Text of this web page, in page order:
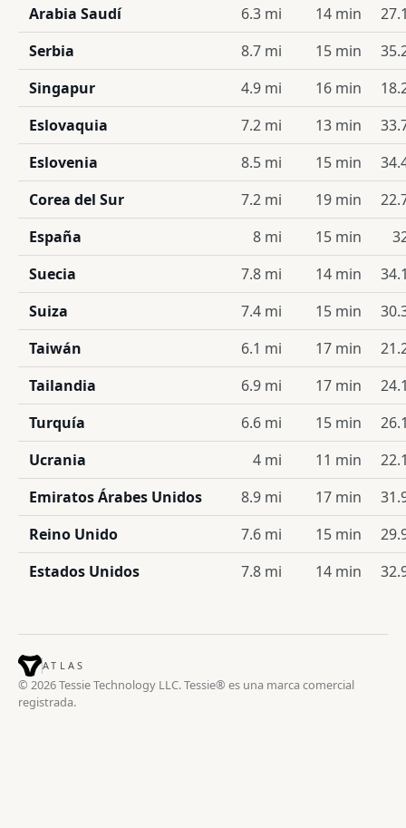
Arabia Saudí 6.3 mi 14 min
Serbia
8.7 mi 15 min
Singapur
4.9 mi 16 min
Eslovaquia
7.2 mi 13 min
Eslovenia
8.5 mi 15 min
Corea del Sur
7.2 mi 19 min
España
8 mi 15 min
Suecia
7.8 mi 14 min
Suiza
7.4 mi 15 min
Taiwán
6.1 mi 17 min
Tailandia
6.9 mi 17 min
Turquía
6.6 mi 15 min
Ucrania
4 mi 11 min
Emiratos Árabes Unidos
8.9 mi 17 min
Reino Unido
7.6 mi 15 min
Estados Unidos
7.8 mi 14 min
ATLAS
© 2026 Tessie Technology LLC. Tessie® es una marca comercial
registrada.